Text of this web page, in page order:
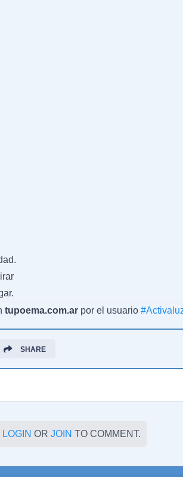
tupoema.com.ar por el usuario #
SHARE
LOGIN OR JOIN TO COMMENT.